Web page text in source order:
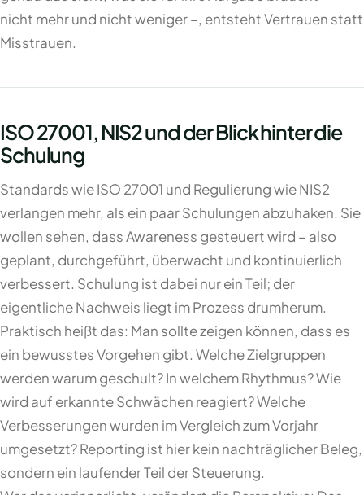
nicht mehr und nicht weniger –, entsteht Vertrauen statt
Misstrauen.
ISO 27001, NIS2 und der Blick hinter die
Schulung
Standards wie ISO 27001 und Regulierung wie NIS2
verlangen mehr, als ein paar Schulungen abzuhaken. Sie
wollen sehen, dass Awareness gesteuert wird – also
geplant, durchgeführt, überwacht und kontinuierlich
verbessert. Schulung ist dabei nur ein Teil; der
eigentliche Nachweis liegt im Prozess drumherum.
Praktisch heißt das: Man sollte zeigen können, dass es
ein bewusstes Vorgehen gibt. Welche Zielgruppen
werden warum geschult? In welchem Rhythmus? Wie
wird auf erkannte Schwächen reagiert? Welche
Verbesserungen wurden im Vergleich zum Vorjahr
umgesetzt? Reporting ist hier kein nachträglicher Beleg,
sondern ein laufender Teil der Steuerung.